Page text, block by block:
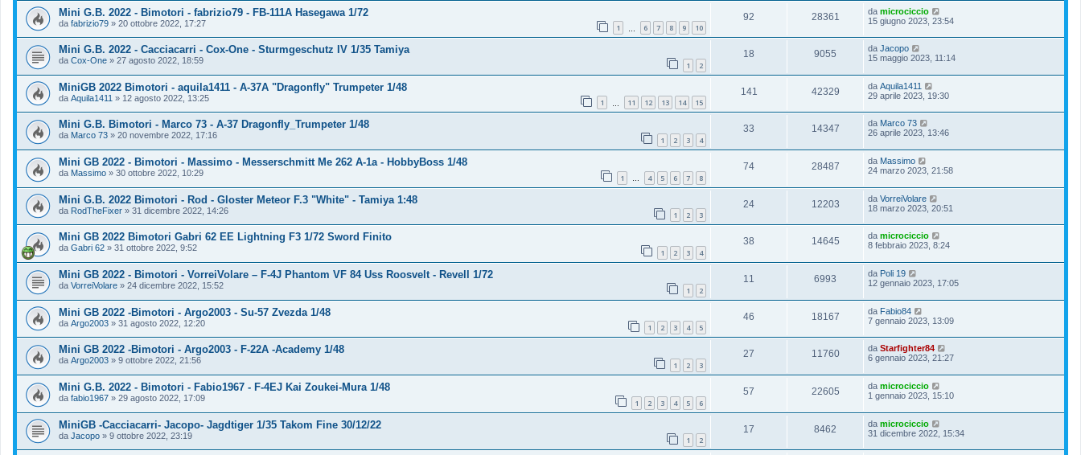
Mini G.B. 2022 - Bimotori - fabrizio79 - FB-111A Hasegawa 1/72
da fabrizio79 » 20 ottobre 2022, 17:27 1 6 7 8 9 10
92 28361 da microciccio
15 giugno 2023, 23:54
Mini G.B. 2022 - Cacciacarri - Cox-One - Sturmgeschutz IV 1/35 Tamiya
da Cox-One » 27 agosto 2022, 18:59 1 2
18 9055 da Jacopo
15 maggio 2023, 11:14
MiniGB 2022 Bimotori - aquila1411 - A-37A "Dragonfly" Trumpeter 1/48
da Aquila1411 » 12 agosto 2022, 13:25 1 11 12 13 14 15
141 42329 da Aquila1411
29 aprile 2023, 19:30
Mini G.B. Bimotori - Marco 73 - A-37 Dragonfly_Trumpeter 1/48
da Marco 73 » 20 novembre 2022, 17:16 1 2 3 4
33 14347 da Marco 73
26 aprile 2023, 13:46
Mini GB 2022 - Bimotori - Massimo - Messerschmitt Me 262 A-1a - HobbyBoss 1/48
da Massimo » 30 ottobre 2022, 10:29 1 … 4 5 6 7 8
74 28487 da Massimo
24 marzo 2023, 21:58
Mini G.B. 2022 Bimotori - Rod - Gloster Meteor F.3 "White" - Tamiya 1:48
da RodTheFixer » 31 dicembre 2022, 14:26 1 2 3
24 12203 da VorreiVolare
18 marzo 2023, 20:51
Mini GB 2022 Bimotori Gabri 62 EE Lightning F3 1/72 Sword Finito
da Gabri 62 » 31 ottobre 2022, 9:52 1 2 3 4
38 14645 da microciccio
8 febbraio 2023, 8:24
Mini GB 2022 - Bimotori - VorreiVolare – F-4J Phantom VF 84 Uss Roosvelt - Revell 1/72
da VorreiVolare » 24 dicembre 2022, 15:52 1 2
11 6993 da Poli 19
12 gennaio 2023, 17:05
Mini GB 2022 -Bimotori - Argo2003 - Su-57 Zvezda 1/48
da Argo2003 » 31 agosto 2022, 12:20 1 2 3 4 5
46 18167 da Fabio84
7 gennaio 2023, 13:09
Mini GB 2022 -Bimotori - Argo2003 - F-22A -Academy 1/48
da Argo2003 » 9 ottobre 2022, 21:56 1 2 3
27 11760 da Starfighter84
6 gennaio 2023, 21:27
Mini G.B. 2022 - Bimotori - Fabio1967 - F-4EJ Kai Zoukei-Mura 1/48
da fabio1967 » 29 agosto 2022, 17:09 1 2 3 4 5 6
57 22605 da microciccio
1 gennaio 2023, 15:10
MiniGB -Cacciacarri- Jacopo- Jagdtiger 1/35 Takom Fine 30/12/22
da Jacopo » 9 ottobre 2022, 23:19 1 2
17 8462 da microciccio
31 dicembre 2022, 15:34